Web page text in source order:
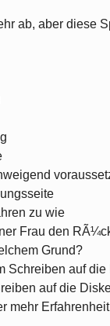
ab, aber diese
zu wie
Frau den
Grund?
Schreiben auf die
auf die
mehr